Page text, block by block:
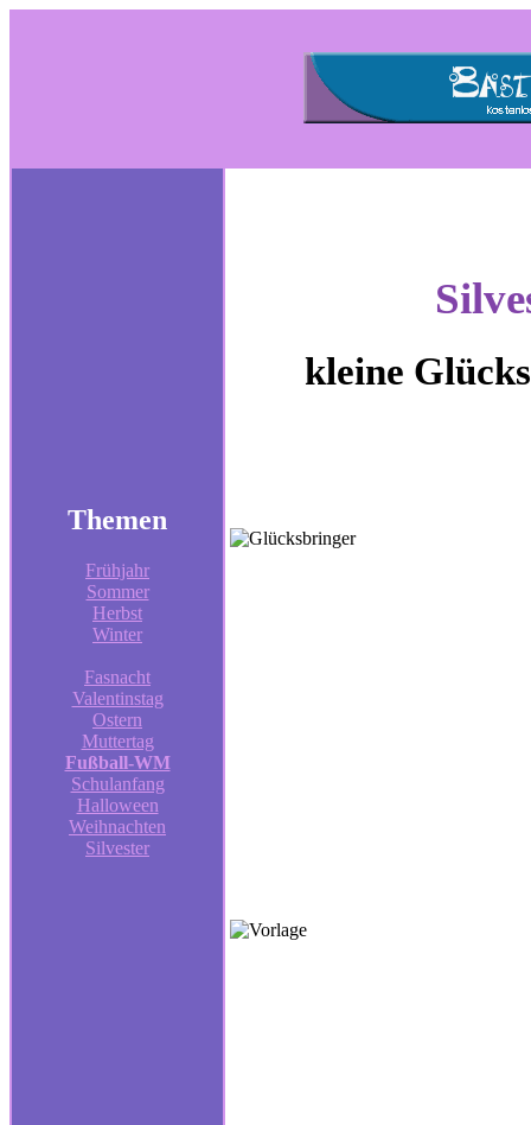
Themen
Frühjahr
Sommer
Herbst
Winter
Fasnacht
Valentinstag
Ostern
Muttertag
Fußball-WM
Schulanfang
Halloween
Weihnachten
Silvester
kleine